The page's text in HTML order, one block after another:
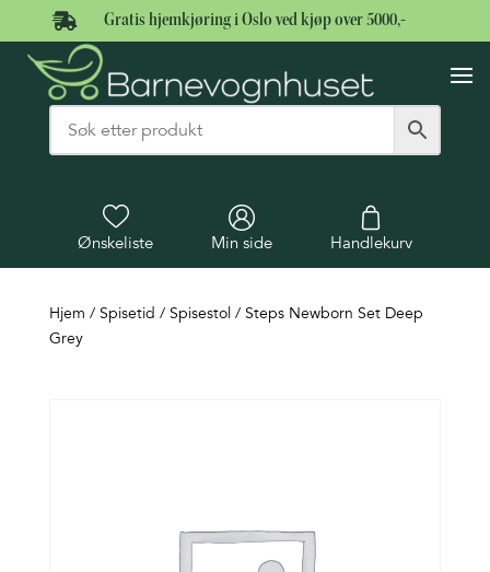
 Gratis hjemkjøring i Oslo ved kjøp over 5000,-
Ønskeliste Min side Handlekurv
Hjem / Spisetid / Spisestol / Steps Newborn Set Deep
Grey